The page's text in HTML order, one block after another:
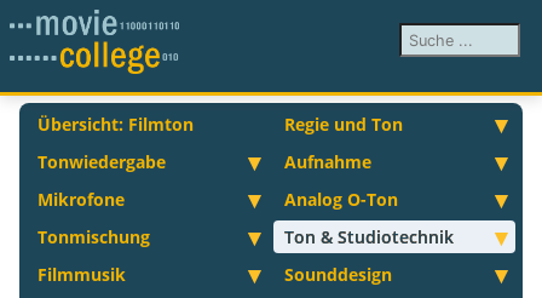
Suchen ...
Übersicht: Filmton
Regie und Ton
Tonwiedergabe
Aufnahme
Mikrofone
Analog O-Ton
Tonmischung
Ton & Studiotechnik
Filmmusik
Sounddesign